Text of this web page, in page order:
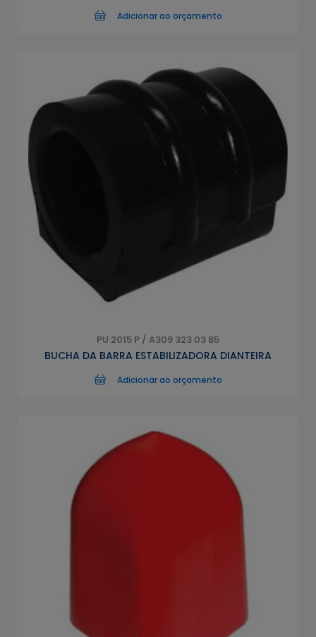
Adicionar ao orçamento
PU 2015 P / A309 323 03 85
BUCHA DA BARRA ESTABILIZADORA DIANTEIRA
Adicionar ao orçamento